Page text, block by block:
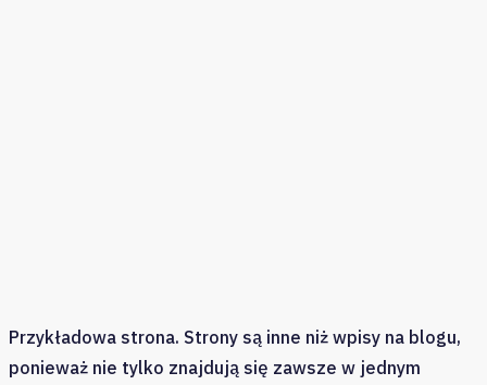
Przykładowa strona. Strony są inne niż wpisy na blogu,
ponieważ nie tylko znajdują się zawsze w jednym